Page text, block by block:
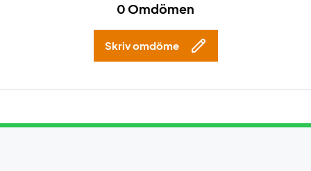
0 Omdömen
Skriv omdöme